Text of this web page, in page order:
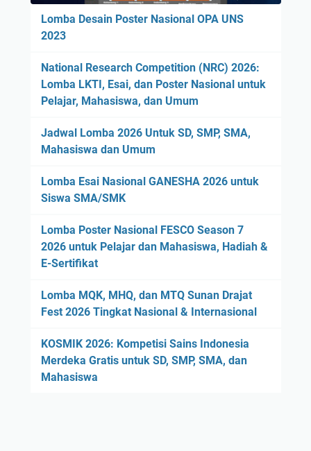
Lomba Desain Poster Nasional OPA UNS
2023
National Research Competition (NRC) 2026:
Lomba LKTI, Esai, dan Poster Nasional untuk
Pelajar, Mahasiswa, dan Umum
Jadwal Lomba 2026 Untuk SD, SMP, SMA,
Mahasiswa dan Umum
Lomba Esai Nasional GANESHA 2026 untuk
Siswa SMA/SMK
Lomba Poster Nasional FESCO Season 7
2026 untuk Pelajar dan Mahasiswa, Hadiah &
E-Sertifikat
Lomba MQK, MHQ, dan MTQ Sunan Drajat
Fest 2026 Tingkat Nasional & Internasional
KOSMIK 2026: Kompetisi Sains Indonesia
Merdeka Gratis untuk SD, SMP, SMA, dan
Mahasiswa